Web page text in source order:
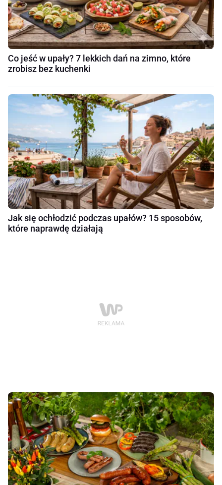
Co jeść w upały? 7 lekkich dań na zimno, które
zrobisz bez kuchenki
Jak się ochłodzić podczas upałów? 15 sposobów,
które naprawdę działają